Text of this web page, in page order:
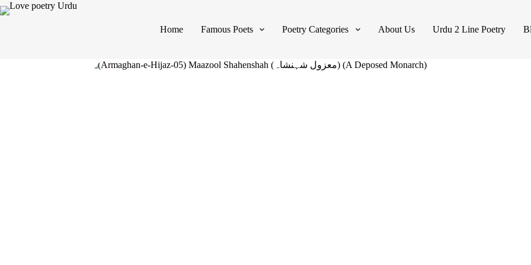
Home Famous Poets Poetry Categories About Us Urdu 2 Line Poetry